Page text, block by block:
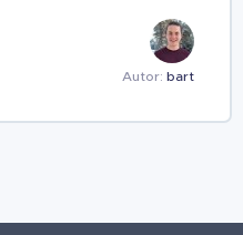
Autor: bart